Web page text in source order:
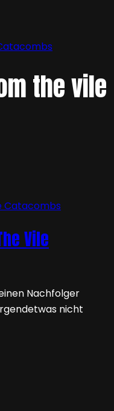
the vile
Vile
Nachfolger
nicht